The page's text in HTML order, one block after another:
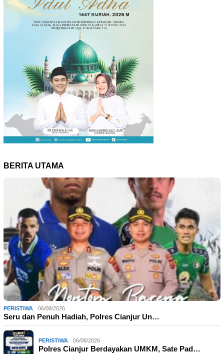
BERITA UTAMA
PERISTIWA 06/08/2026
Seru dan Penuh Hadiah, Polres Cianjur Un…
PERISTIWA 06/08/2026
Polres Cianjur Berdayakan UMKM, Sate Pad…